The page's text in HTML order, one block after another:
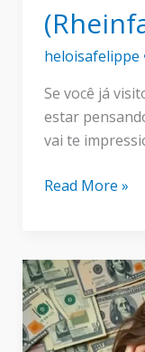
heloisafelippe
Se você já
estar
vai te
Cataratas
(Rheinfall)
na
Suíça
Read More »